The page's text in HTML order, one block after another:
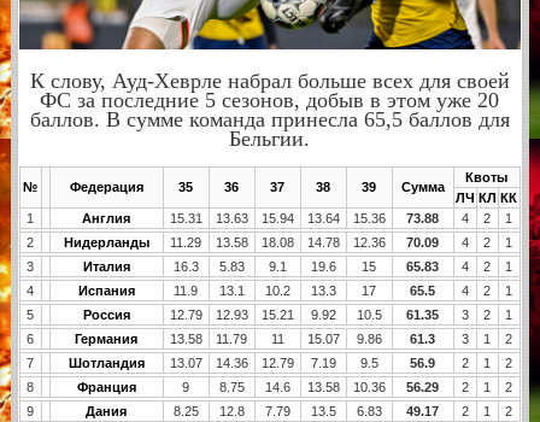
К слову, Ауд-Хеврле набрал больше всех для своей
ФС за последние 5 сезонов, добыв в этом уже 20
баллов. В сумме команда принесла 65,5 баллов для
Бельгии.
№ Федерация 35 36 37 38 39 Сумма
Квоты
ЛЧ КЛ КК
1
Англия 15.31 13.63 15.94 13.64 15.36 73.88 4 2
1
2
Нидерланды 11.29 13.58 18.08 14.78 12.36 70.09 4 2
1
3
Италия 16.3 5.83 9.1 19.6 15 65.83 4 2
1
4
Испания 11.9 13.1 10.2 13.3 17 65.5 4 2
1
5
Россия 12.79 12.93 15.21 9.92 10.5 61.35 3 2
1
6
Германия 13.58 11.79 11 15.07 9.86 61.3 3 1
2
7
Шотландия 13.07 14.36 12.79 7.19 9.5 56.9 2 1
2
8
Франция 9 8.75 14.6 13.58 10.36 56.29 2 1
2
9
Дания 8.25 12.8 7.79 13.5 6.83 49.17 2 1
2